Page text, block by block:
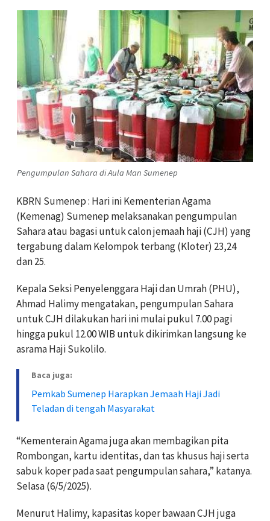
Pengumpulan Sahara di Aula Man Sumenep
KBRN Sumenep : Hari ini Kementerian Agama
(Kemenag) Sumenep melaksanakan pengumpulan
Sahara atau bagasi untuk calon jemaah haji (CJH) yang
tergabung dalam Kelompok terbang (Kloter) 23,24
dan 25.
Kepala Seksi Penyelenggara Haji dan Umrah (PHU),
Ahmad Halimy mengatakan, pengumpulan Sahara
untuk CJH dilakukan hari ini mulai pukul 7.00 pagi
hingga pukul 12.00 WIB untuk dikirimkan langsung ke
asrama Haji Sukolilo.
Baca juga:
Pemkab Sumenep Harapkan Jemaah Haji Jadi
Teladan di tengah Masyarakat
“Kementerain Agama juga akan membagikan pita
Rombongan, kartu identitas, dan tas khusus haji serta
sabuk koper pada saat pengumpulan sahara,” katanya.
Selasa (6/5/2025).
Menurut Halimy, kapasitas koper bawaan CJH juga